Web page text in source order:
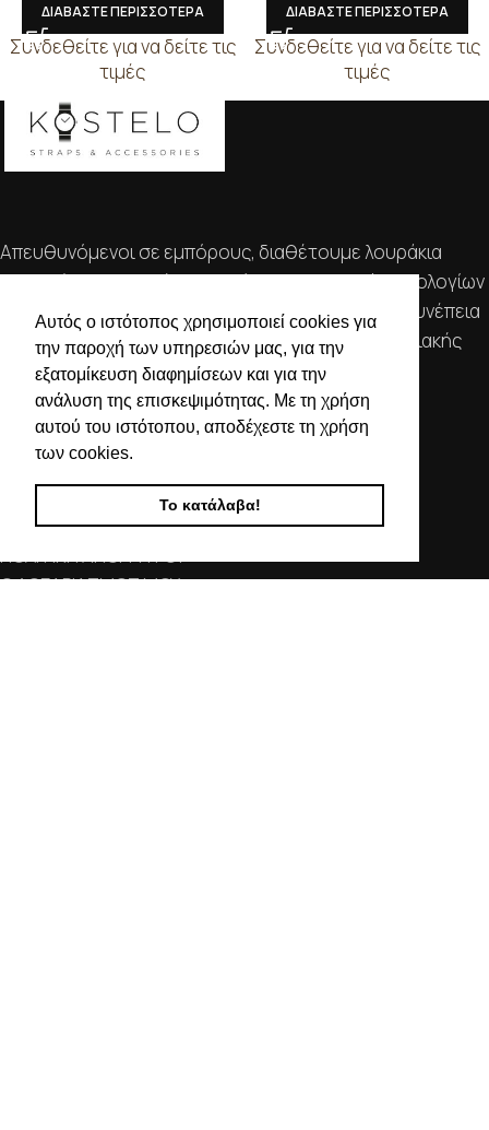
Αυτός ο ιστότοπος χρησιμοποιεί cookies για
την παροχή των υπηρεσιών μας, για την
εξατομίκευση διαφημίσεων και για την
ανάλυση της επισκεψιμότητας. Με τη χρήση
αυτού του ιστότοπου, αποδέχεστε τη χρήση
των cookies.
Το κατάλαβα!
ΔΙΑΒΑΣΤΕ ΠΕΡΙΣΣΟΤΕΡΑ
Συνδεθείτε για να δείτε τις
τιμές
ΔΙΑΒΑΣΤΕ ΠΕΡΙΣΣΟΤΕΡΑ
Συνδεθείτε για να δείτε τις
τιμές
Απευθυνόμενοι σε εμπόρους, διαθέτουμε λουράκια
ρολογιών, μπρασελέ, μπαταρίες, μηχανισμούς ωρολογίων
& εργαλεία αρίστης ποιότητας. Η αξιοπιστία & η συνέπεια
αποτελούν τα κύρια χαρακτηριστικά της οικογενειακής
επιχείρησής μας.
ΧΡΗΣΙΜΕΣ ΠΛΗΡΟΦΟΡΙΕΣ
ΕΠΙΚΟΙΝΩΝΙΑ
ΤΡΟΠΟΙ ΠΛΗΡΩΜΗΣ ΑΠΟΣΤΟΛΗΣ
ΠΟΛΙΤΙΚΗ ΑΠΟΡΡΗΤΟΥ
Ο ΛΟΓΑΡΙΑΣΜΟΣ ΜΟΥ